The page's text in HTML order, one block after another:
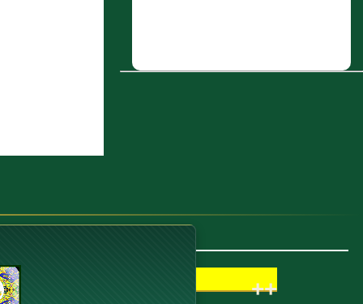
9 : عَبد الله بن فروخ مولى
عائشة
10 : باب الْجَمْعِ بَيْنَ الصَّلاَتَيْنِ
++